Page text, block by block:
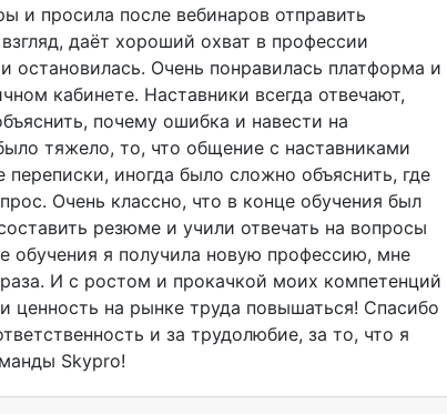
и просила после вебинаров отправить
даёт хороший охват в профессии
остановилась. Очень понравилась платформа и
кабинете. Наставники всегда отвечают,
почему ошибка и навести на
тяжело, то, что общение с наставниками
иногда было сложно объяснить, где
Очень классно, что в конце обучения был
резюме и учили отвечать на вопросы
обучения я получила новую профессию, мне
И с ростом и прокачкой моих компетенций
ценность на рынке труда повышаться! Спасибо
и за трудолюбие, за то, что я
Skypro!